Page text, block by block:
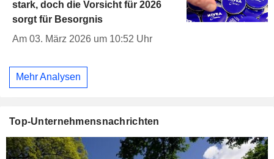
stark, doch die Vorsicht für 2026
sorgt für Besorgnis
Am 03. März 2026 um 10:52 Uhr
Mehr Analysen
Top-Unternehmensnachrichten